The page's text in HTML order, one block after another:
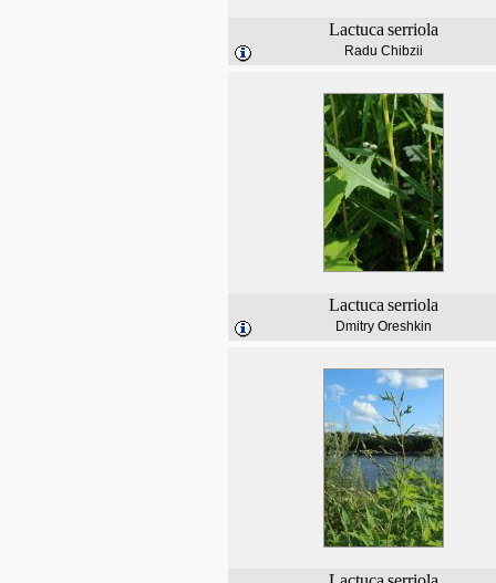
Lactuca serriola
Radu Chibzii
Lactuca serriola
Dmitry Oreshkin